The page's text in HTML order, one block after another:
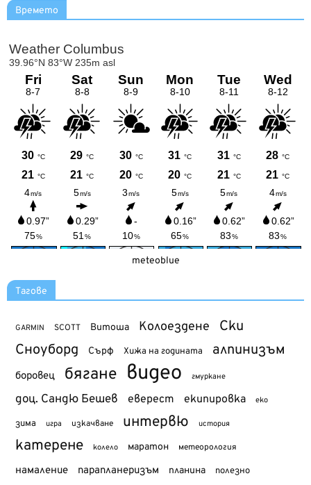
Времето
meteoblue
Тагове
GARMIN SCOTT Витоша Колоездене Ски
Сноуборд Сърф Хижа на годината алпинизъм
боровец бягане видео гмуркане
доц. Сандю Бешев еверест екипировка еко
зима игра изкачване интервю история
катерене колело маратон метеорология
намаление парапланеризъм планина полезно